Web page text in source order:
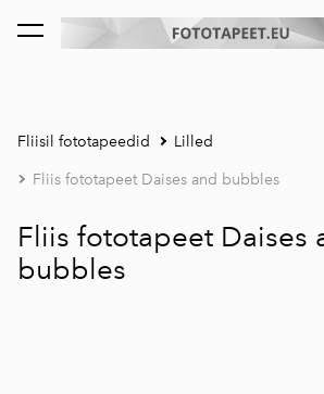
lisati ostukorvi. Vaata ostukorvi
Fliisil fototapeedid Lilled
Fliis fototapeet Daises and bubbles
Fliis fototapeet Daises
bubbles